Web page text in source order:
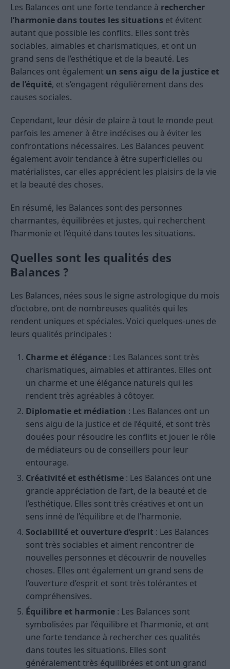
Les Balances ont une forte tendance à rechercher
l’harmonie dans toutes les situations et évitent
autant que possible les conflits. Elles sont très
sociables, aimables et charismatiques, et ont un
grand sens de l’esthétique et de la beauté. Les
Balances ont également un sens aigu de la justice et
de l’équité, et s’engagent régulièrement dans des
causes sociales.
Cependant, leur désir de plaire à tout le monde peut
parfois les amener à être indécises ou à éviter les
confrontations nécessaires. Les Balances peuvent
également avoir tendance à être superficielles ou
matérialistes, car elles apprécient les plaisirs de la vie
et la beauté des choses.
En résumé, les Balances sont des personnes
charmantes, équilibrées et justes, qui recherchent
l’harmonie et l’équité dans toutes les situations.
Quelles sont les qualités des
Balances ?
Les Balances, nées sous le signe astrologique du mois
d’octobre, ont de nombreuses qualités qui les
rendent uniques et spéciales. Voici quelques-unes de
leurs qualités principales :
Charme et élégance : Les Balances sont très
charismatiques, aimables et attirantes. Elles ont
un charme et une élégance naturels qui les
rendent très agréables à côtoyer.
Diplomatie et médiation : Les Balances ont un
sens aigu de la justice et de l’équité, et sont très
douées pour résoudre les conflits et jouer le rôle
de médiateurs ou de conseillers pour leur
entourage.
Créativité et esthétisme : Les Balances ont une
grande appréciation de l’art, de la beauté et de
l’esthétique. Elles sont très créatives et ont un
sens inné de l’équilibre et de l’harmonie.
Sociabilité et ouverture d’esprit : Les Balances
sont très sociables et aiment rencontrer de
nouvelles personnes et découvrir de nouvelles
choses. Elles ont également un grand sens de
l’ouverture d’esprit et sont très tolérantes et
compréhensives.
Équilibre et harmonie : Les Balances sont
symbolisées par l’équilibre et l’harmonie, et ont
une forte tendance à rechercher ces qualités
dans toutes les situations. Elles sont
généralement très équilibrées et ont un grand